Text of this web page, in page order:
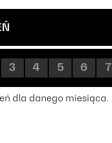
3 4 5 6 7
dla danego miesiąca.